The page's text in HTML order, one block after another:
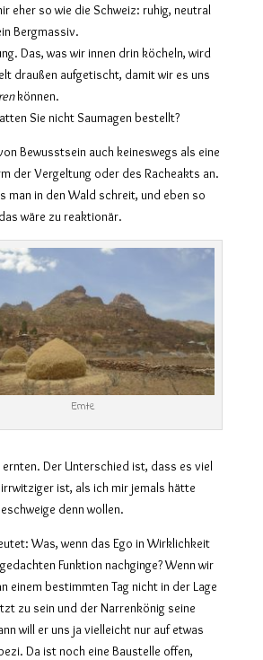
eher so wie die Schweiz: ruhig, neutral
Bergmassiv.
Das, was wir innen drin köcheln, wird
draußen aufgetischt, damit wir es uns
können.
Sie nicht Saumagen bestellt?
Bewusstsein auch keineswegs als eine
der Vergeltung oder des Racheakts an.
man in den Wald schreit, und eben so
wäre zu reaktionär.
Ernte
Der Unterschied ist, dass es viel
ist, als ich mir jemals hätte
denn wollen.
Was, wenn das Ego in Wirklichkeit
Funktion nachginge? Wenn wir
einem bestimmten Tag nicht in der Lage
zu sein und der Narrenkönig seine
will er uns ja vielleicht nur auf etwas
Da ist noch eine Baustelle offen,